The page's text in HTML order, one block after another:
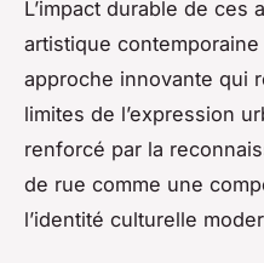
L’impact durable de ces
artistique
approche innovante qui
limites de l’expression
renforcé par la
de rue comme une
l’identité culturelle